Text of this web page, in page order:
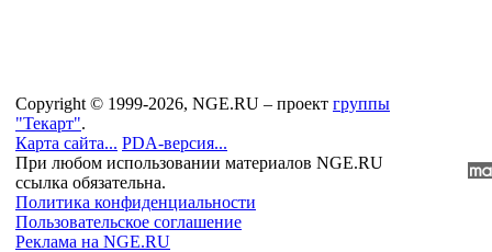
Copyright © 1999-2026, NGE.RU – проект группы
"Текарт".
Карта сайта... PDA-версия...
При любом использовании материалов NGE.RU
ссылка обязательна.
Политика конфиденциальности
Пользовательское соглашение
Реклама на NGE.RU